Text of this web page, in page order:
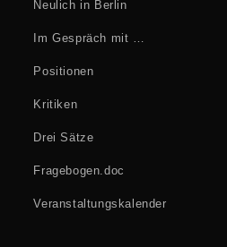
Neulich in Berlin
Im Gespräch mit …
Positionen
Kritiken
Drei Sätze
Fragebogen.doc
Veranstaltungskalender